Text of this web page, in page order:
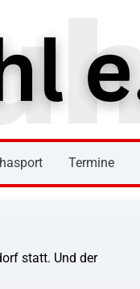
Termine
statt. Und der